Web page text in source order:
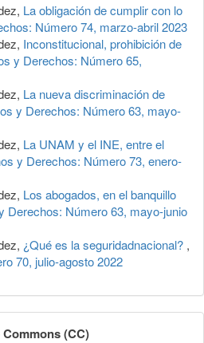
La obligación de cumplir con lo
Número 74, marzo-abril 2023
Inconstitucional, prohibición de
y Derechos: Número 65,
La nueva discriminación de
y Derechos: Número 63, mayo-
La UNAM y el INE, entre el
y Derechos: Número 73, enero-
Los abogados, en el banquillo
Derechos: Número 63, mayo-junio
¿Qué es la seguridadnacional? ,
70, julio-agosto 2022
(CC)